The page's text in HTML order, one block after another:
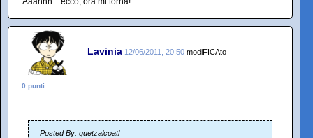
Lavinia 12/06/2011, 20:50 modiFICAto
0 punti
Posted By: quetzalcoatl